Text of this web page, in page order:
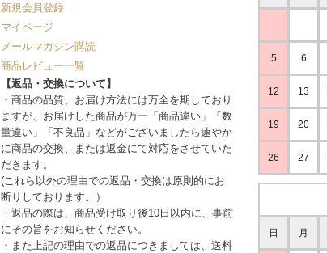
新規会員登録
マイページ
メールマガジン購読
商品レビュー一覧
【返品・交換について】
・商品の品質、お届け方法には万全を期しており
ますが、お届けした商品が万一「商品違い」「数
量違い」「不良品」などがございましたら速やか
に商品の交換、または返金にて対応をさせていた
だきます。
(これら以外の理由での返品・交換は原則的にお
断りしております。）
・返品の際は、商品受け取り後10日以内に、事前
にその旨をお知らせください。
・また上記の理由での返品につきましては、送料
5 6
12 13
19 20
26 27
日 月